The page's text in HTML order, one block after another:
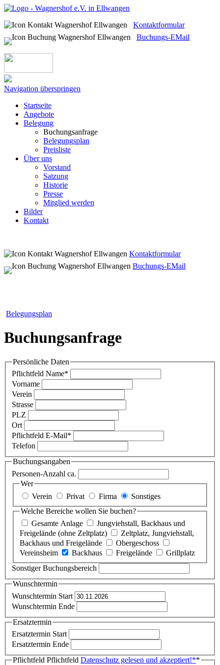
Kontaktformular
Buchungs-EMail
Navigation überspringen
Startseite
Angebote
Belegung
Buchungsanfrage
Belegungsplan
Preisliste
Über uns
Vorstand
Satzung
Historie
Presse
Mitglied werden
Bilder
Kontakt
Kontaktformular
Buchungs-EMail
Belegungsplan
Buchungsanfrage
Persönliche Daten
Pflichtfeld Name*
Vorname
Verein
Strasse
PLZ
Ort
Pflichtfeld E-Mail*
Telefon
Buchungsangaben
Personen-Anzahl ca.
Wer
Verein
Privat Firma
Sonstiges
Welche Bereiche wollen Sie buchen?
Gesamte Anlage
Jungviehstall, Backhaus und
Freigelände (ohne Zeltplatz)
Zeltplatz, Jungviehstall,
Backhaus und Freigelände
Obergeschoss
Vereinsheim
Backhaus Freigelände
Grillplatz
Sonstiger Buchungsbereich
Wunschtermin
Wunschtermin Start
Wunschtermin Ende
Ersatztermin
Ersatztermin Start
Ersatztermin Ende
Pflichtfeld Pflichtfeld Datenschutz gelesen und akzeptiert!**